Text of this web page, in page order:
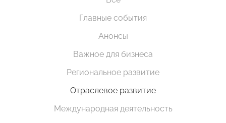
Главные события
Анонсы
Важное для бизнеса
Региональное развитие
Отраслевое развитие
Международная деятельность